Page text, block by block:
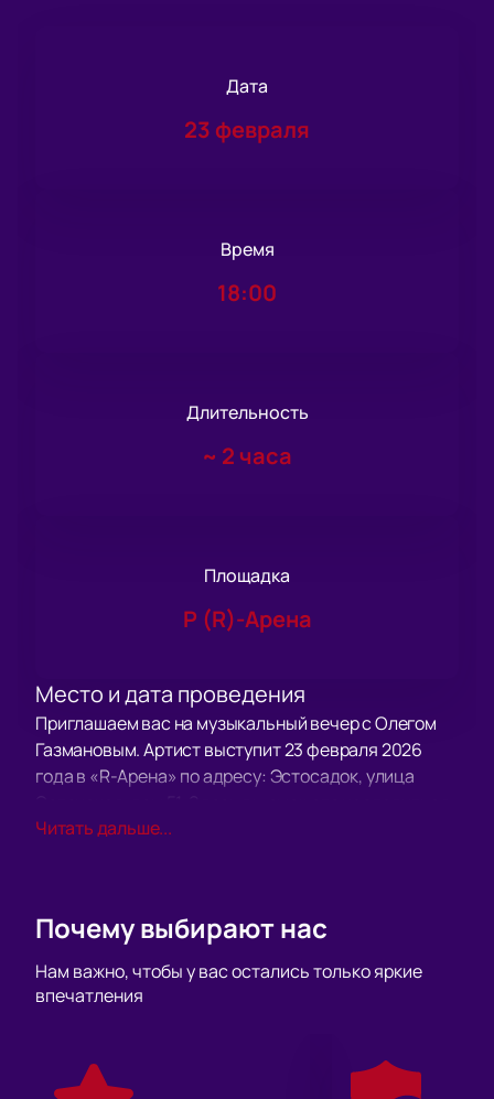
Дата
23 февраля
Время
18:00
Длительность
~ 2 часа
Площадка
Р (R)-Арена
Место и дата проведения
Приглашаем вас на музыкальный вечер с Олегом
Газмановым. Артист выступит 23 февраля 2026
года в «R-Арена» по адресу: Эстосадок, улица
творчеством одного из любимых исполнителей
Олег Газманов собирает поклонников разного
возраста и профессий. Программа «Я по жизни
загулял» включает известные композиции и новые
произведения, посвящённые нашим Воинам-
отклик в сердцах слушателей.
Читать дальше...
Почему выбирают нас
Нам важно, чтобы у вас остались только яркие
впечатления